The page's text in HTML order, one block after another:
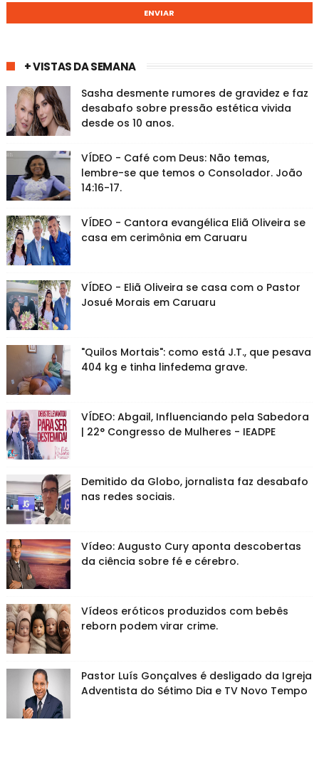
+ VISTAS DA SEMANA
Sasha desmente rumores de gravidez e faz
desabafo sobre pressão estética vivida
desde os 10 anos.
VÍDEO - Café com Deus: Não temas,
lembre-se que temos o Consolador. João
14:16-17.
VÍDEO - Cantora evangélica Eliã Oliveira se
casa em cerimônia em Caruaru
VÍDEO - Eliã Oliveira se casa com o Pastor
Josué Morais em Caruaru
"Quilos Mortais": como está J.T., que pesava
404 kg e tinha linfedema grave.
VÍDEO: Abgail, Influenciando pela Sabedora
| 22° Congresso de Mulheres - IEADPE
Demitido da Globo, jornalista faz desabafo
nas redes sociais.
Vídeo: Augusto Cury aponta descobertas
da ciência sobre fé e cérebro.
Vídeos eróticos produzidos com bebês
reborn podem virar crime.
Pastor Luís Gonçalves é desligado da Igreja
Adventista do Sétimo Dia e TV Novo Tempo